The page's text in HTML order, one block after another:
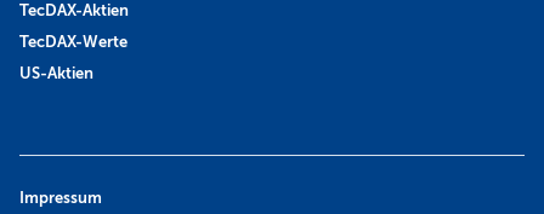
TecDAX-Aktien
TecDAX-Werte
US-Aktien
Impressum